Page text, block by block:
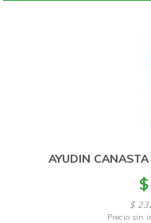
AYUDIN
$
Precio sin